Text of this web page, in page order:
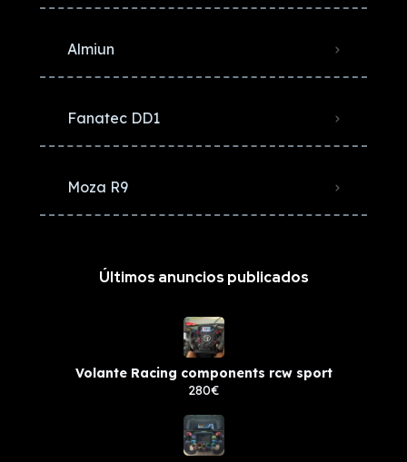
Almiun
Fanatec DD1
Moza R9
Últimos anuncios publicados
Volante Racing components rcw sport
280€